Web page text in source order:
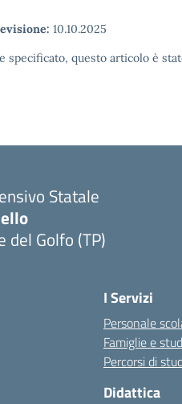
10.10.2025
specificato, questo articolo è
Statale
del Golfo (TP)
I Servizi
Personale
Famiglie e
Percorsi di
Didattica